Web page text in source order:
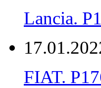
Lancia.
FIAT.